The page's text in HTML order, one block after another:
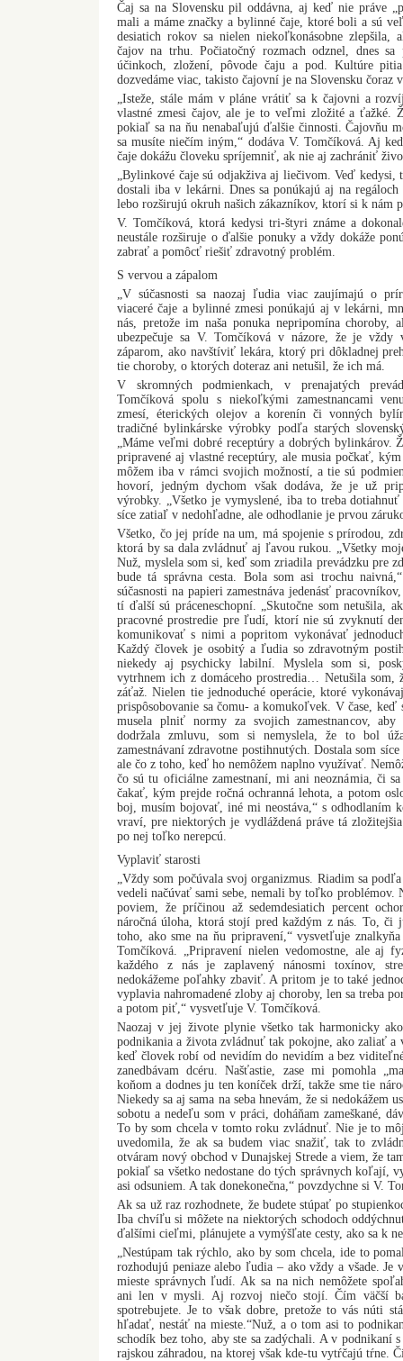
Čaj sa na Slovensku pil oddávna, aj keď nie práve
mali a máme značky a bylinné čaje, ktoré boli a sú
desiatich rokov sa nielen niekoľkonásobne zlepšila,
čajov na trhu. Počiatočný rozmach odznel, dnes
účinkoch, zložení, pôvode čaju a pod. Kultúre
dozvedáme viac, takisto čajovní je na Slovensku čoraz
„Isteže, stále mám v pláne vrátiť sa k čajovni a
vlastné zmesi čajov, ale je to veľmi zložité a ťažké.
pokiaľ sa na ňu nenabaľujú ďalšie činnosti. Čajovňu
sa musíte niečím iným,“ dodáva V. Tomčíková. Aj
čaje dokážu človeku spríjemniť, ak nie aj zachrániť
„Bylinkové čaje sú odjakživa aj liečivom. Veď kedysi,
dostali iba v lekárni. Dnes sa ponúkajú aj na
lebo rozširujú okruh našich zákazníkov, ktorí si k nám
V. Tomčíková, ktorá kedysi tri-štyri známe a
neustále rozširuje o ďalšie ponuky a vždy dokáže
zabrať a pomôcť riešiť zdravotný problém.
S vervou a zápalom
„V súčasnosti sa naozaj ľudia viac zaujímajú o
viaceré čaje a bylinné zmesi ponúkajú aj v lekárni,
nás, pretože im naša ponuka nepripomína choroby,
ubezpečuje sa V. Tomčíková v názore, že je vždy
záparom, ako navštíviť lekára, ktorý pri dôkladnej
tie choroby, o ktorých doteraz ani netušil, že ich má.
V skromných podmienkach, v prenajatých
Tomčíková spolu s niekoľkými zamestnancami
zmesí, éterických olejov a korenín či vonných
tradičné bylinkárske výrobky podľa starých
„Máme veľmi dobré receptúry a dobrých bylinkárov.
pripravené aj vlastné receptúry, ale musia počkať,
môžem iba v rámci svojich možností, a tie sú
hovorí, jedným dychom však dodáva, že je už
výrobky. „Všetko je vymyslené, iba to treba
síce zatiaľ v nedohľadne, ale odhodlanie je prvou
Všetko, čo jej príde na um, má spojenie s prírodou,
ktorá by sa dala zvládnuť aj ľavou rukou. „Všetky
Nuž, myslela som si, keď som zriadila prevádzku pre
bude tá správna cesta. Bola som asi trochu
súčasnosti na papieri zamestnáva jedenásť
tí ďalší sú práceneschopní. „Skutočne som netušila,
pracovné prostredie pre ľudí, ktorí nie sú zvyknutí
komunikovať s nimi a popritom vykonávať
Každý človek je osobitý a ľudia so zdravotným
niekedy aj psychicky labilní. Myslela som si,
vytrhnem ich z domáceho prostredia… Netušila
záťaž. Nielen tie jednoduché operácie, ktoré
prispôsobovanie sa čomu- a komukoľvek. V čase, keď
musela plniť normy za svojich zamestnancov, aby
dodržala zmluvu, som si nemyslela, že to bol
zamestnávaní zdravotne postihnutých. Dostala som
ale čo z toho, keď ho nemôžem naplno využívať.
čo sú tu oficiálne zamestnaní, mi ani neoznámia, či
čakať, kým prejde ročná ochranná lehota, a potom
boj, musím bojovať, iné mi neostáva,“ s odhodlaním
vraví, pre niektorých je vydláždená práve tá
po nej toľko nerepcú.
Vyplaviť starosti
„Vždy som počúvala svoj organizmus. Riadim sa
vedeli načúvať sami sebe, nemali by toľko problémov.
poviem, že príčinou až sedemdesiatich percent
náročná úloha, ktorá stojí pred každým z nás. To, či
toho, ako sme na ňu pripravení,“ vysvetľuje
Tomčíková. „Pripravení nielen vedomostne, ale aj
každého z nás je zaplavený nánosmi toxínov,
nedokážeme poľahky zbaviť. A pritom je to také
vyplavia nahromadené zloby aj choroby, len sa treba
a potom piť,“ vysvetľuje V. Tomčíková.
Naozaj v jej živote plynie všetko tak harmonicky
podnikania a života zvládnuť tak pokojne, ako zaliať a
keď človek robí od nevidím do nevidím a bez
zanedbávam dcéru. Našťastie, zase mi pomohla
koňom a dodnes ju ten koníček drží, takže sme tie
Niekedy sa aj sama na seba hnevám, že si nedokážem
sobotu a nedeľu som v práci, doháňam zameškané,
To by som chcela v tomto roku zvládnuť. Nie je to
uvedomila, že ak sa budem viac snažiť, tak to
otváram nový obchod v Dunajskej Strede a viem, že
pokiaľ sa všetko nedostane do tých správnych koľají,
asi odsuniem. A tak donekonečna,“ povzdychne si V.
Ak sa už raz rozhodnete, že budete stúpať po
Iba chvíľu si môžete na niektorých schodoch
ďalšími cieľmi, plánujete a vymýšľate cesty, ako sa k
„Nestúpam tak rýchlo, ako by som chcela, ide to
rozhodujú peniaze alebo ľudia – ako vždy a všade.
mieste správnych ľudí. Ak sa na nich nemôžete
ani len v mysli. Aj rozvoj niečo stojí. Čím väčší
spotrebujete. Je to však dobre, pretože to vás núti
hľadať, nestáť na mieste.“Nuž, a o tom asi to
schodík bez toho, aby ste sa zadýchali. A v podnikaní
rajskou záhradou, na ktorej však kde-tu vytŕčajú tŕne.